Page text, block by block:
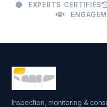
EXPERTS CERTIFIÉS
Inspection, monitoring &